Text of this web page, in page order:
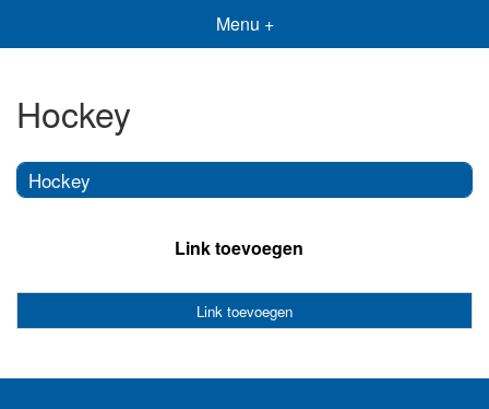
Menu +
Hockey
Hockey
Link toevoegen
Link toevoegen